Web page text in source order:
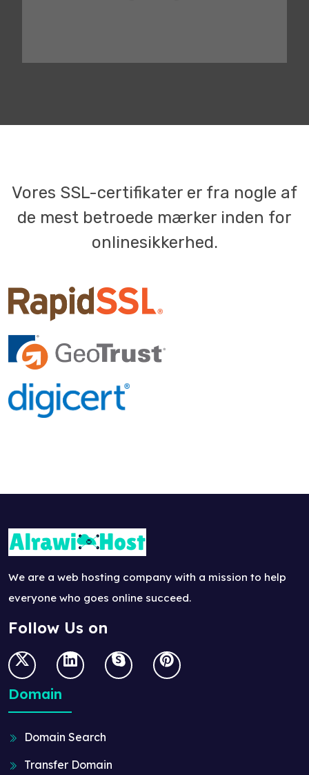
Vores SSL-certifikater er fra nogle af
de mest betroede mærker inden for
onlinesikkerhed.
We are a web hosting company with a mission to help
everyone who goes online succeed.
Follow Us on
Domain
Domain Search
Transfer Domain